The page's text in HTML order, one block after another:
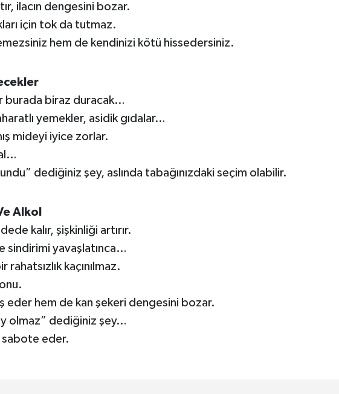
ilacın dengesini bozar.
için tok da tutmaz.
hem de kendinizi kötü hissedersiniz.
burada biraz duracak…
yemekler, asidik gıdalar…
mideyi iyice zorlar.
dediğiniz şey, aslında tabağınızdaki seçim olabilir.
Alkol
kalır, şişkinliği artırır.
sindirimi yavaşlatınca…
kaçınılmaz.
eder hem de kan şekeri dengesini bozar.
olmaz” dediğiniz şey…
sabote eder.